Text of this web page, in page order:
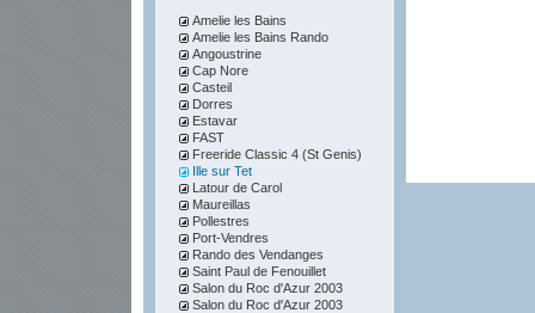
Amelie les Bains
Amelie les Bains Rando
Angoustrine
Cap Nore
Casteil
Dorres
Estavar
FAST
Freeride Classic 4 (St Genis)
Ille sur Tet
Latour de Carol
Maureillas
Pollestres
Port-Vendres
Rando des Vendanges
Saint Paul de Fenouillet
Salon du Roc d'Azur 2003
Salon du Roc d'Azur 2003